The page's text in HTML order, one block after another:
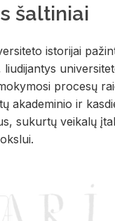
šaltiniai
is­to­ri­jai
liu­di­jan­tys
pro­ce­sų
aka­de­mi­nio ir
su­kur­tų vei­ka­lų